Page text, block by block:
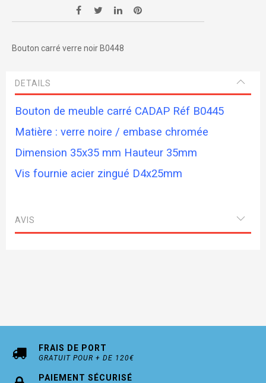
Bouton carré verre noir B0448
DETAILS
Bouton de meuble carré CADAP Réf B0445
Matière : verre noire / embase chromée
Dimension 35x35 mm Hauteur 35mm
Vis fournie acier zingué D4x25mm
AVIS
FRAIS DE PORT
GRATUIT POUR + DE 120€
PAIEMENT SÉCURISÉ